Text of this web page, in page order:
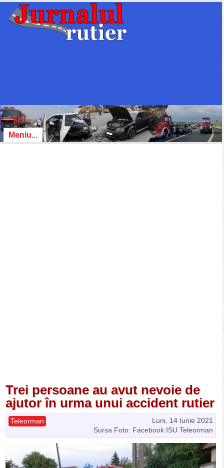
Meniu...
Trei persoane au avut nevoie de
ajutor în urma unui accident rutier
Luni, 14 Iunie 2021
Teleorman
Sursa Foto: Facebook ISU Teleorman